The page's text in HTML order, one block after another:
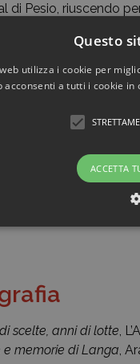
di Pesio, riuscendo
dei contadini,
di
appello. Terminato il
di Cuneo, dove fu
scelte, anni di lotte,
e memorie di Langa,
Questo
utilizza i cookie per
acconsenti a tutti i cookie
ACCETTA